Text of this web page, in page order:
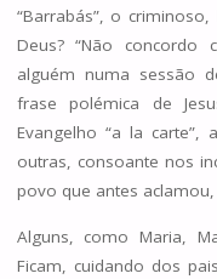
“Barrabás”, o
Deus? “Não concordo
alguém numa sessão
frase polémica de
Evangelho “a la carte”,
outras, consoante nos
povo que antes
Alguns, como Maria,
Ficam, cuidando dos